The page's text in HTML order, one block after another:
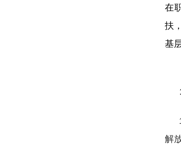
在
扶
基
解